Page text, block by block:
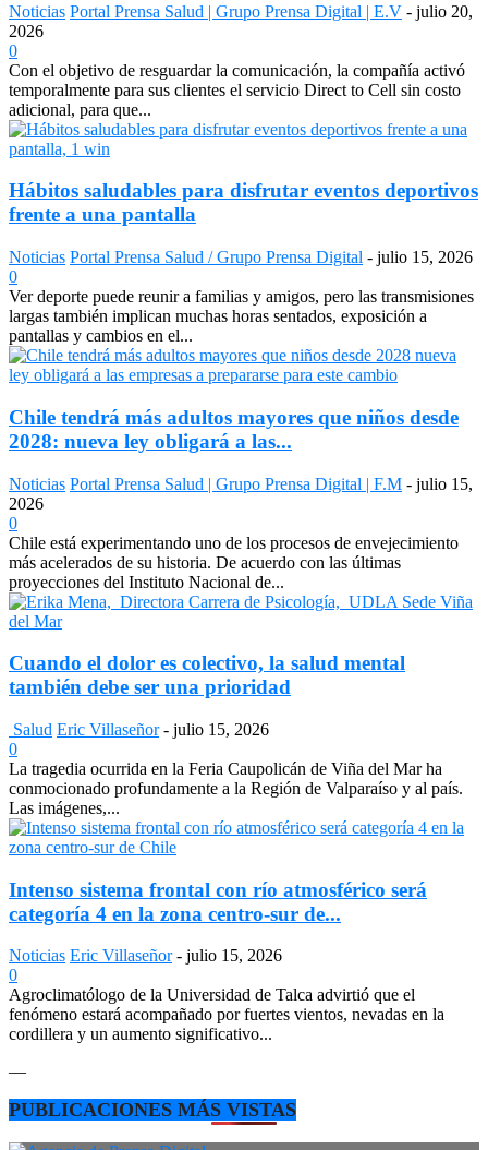
Noticias Portal Prensa Salud | Grupo Prensa Digital | E.V - julio 20,
2026
0
Con el objetivo de resguardar la comunicación, la compañía activó
temporalmente para sus clientes el servicio Direct to Cell sin costo
adicional, para que...
Hábitos saludables para disfrutar eventos deportivos
frente a una pantalla
Noticias Portal Prensa Salud / Grupo Prensa Digital - julio 15, 2026
0
Ver deporte puede reunir a familias y amigos, pero las transmisiones
largas también implican muchas horas sentados, exposición a
pantallas y cambios en el...
Chile tendrá más adultos mayores que niños desde
2028: nueva ley obligará a las...
Noticias Portal Prensa Salud | Grupo Prensa Digital | F.M - julio 15,
2026
0
Chile está experimentando uno de los procesos de envejecimiento
más acelerados de su historia. De acuerdo con las últimas
proyecciones del Instituto Nacional de...
Cuando el dolor es colectivo, la salud mental
también debe ser una prioridad
Salud Eric Villaseñor - julio 15, 2026
0
La tragedia ocurrida en la Feria Caupolicán de Viña del Mar ha
conmocionado profundamente a la Región de Valparaíso y al país.
Las imágenes,...
Intenso sistema frontal con río atmosférico será
categoría 4 en la zona centro-sur de...
Noticias Eric Villaseñor - julio 15, 2026
0
Agroclimatólogo de la Universidad de Talca advirtió que el
fenómeno estará acompañado por fuertes vientos, nevadas en la
cordillera y un aumento significativo...
—
PUBLICACIONES MÁS VISTAS